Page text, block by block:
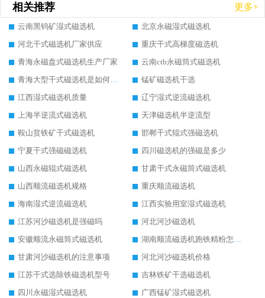
相关推荐 更多+
云南黑钨矿湿式磁选机
北京永磁湿式磁选机
河北干式磁选机厂家供应
重庆干式高梯度磁选机
青海永磁盘式磁选机生产厂家
云南ctb永磁筒式磁选机
青海大型干式磁选机是如何选矿的
锰矿磁选机干选
江西湿式磁选机质量
辽宁湿式逆流磁选机
上海半逆流式磁选机
天津磁选机半逆流型
鞍山贫铁矿干式磁选机
邯郸干式辊式强磁选机
宁夏干式强磁磁选机
四川磁选机的强磁是多少
山西永磁辊式磁选机
甘肃干式永磁筒式磁选机
山西顺流磁选机规格
重庆顺流磁选机
海南湿式逆流磁选机
江西实验用室湿式磁选机
江苏河沙磁选机是强磁吗
河北河沙磁选机
安徽顺流永磁筒式磁选机
湖南顺流磁选机跑铁精粉怎么处理
甘肃河沙磁选机的注意事项
河北河沙磁选机价格
江苏干式选除铁磁选机型号
吉林铁矿干选磁选机
四川永磁湿式磁选机
广西锰矿湿式磁选机